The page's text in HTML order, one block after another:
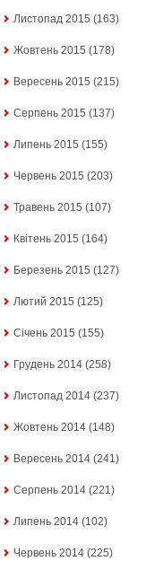
Листопад 2015 (163)
Жовтень 2015 (178)
Вересень 2015 (215)
Серпень 2015 (137)
Липень 2015 (155)
Червень 2015 (203)
Травень 2015 (107)
Квітень 2015 (164)
Березень 2015 (127)
Лютий 2015 (125)
Січень 2015 (155)
Грудень 2014 (258)
Листопад 2014 (237)
Жовтень 2014 (148)
Вересень 2014 (241)
Серпень 2014 (221)
Липень 2014 (102)
Червень 2014 (225)